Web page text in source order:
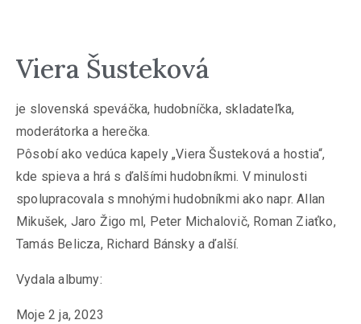
Viera Šusteková
je slovenská speváčka, hudobníčka, skladateľka,
moderátorka a herečka.
Pôsobí ako vedúca kapely „Viera Šusteková a hostia“,
kde spieva a hrá s ďalšími hudobníkmi. V minulosti
spolupracovala s mnohými hudobníkmi ako napr. Allan
Mikušek, Jaro Žigo ml, Peter Michalovič, Roman Ziaťko,
Tamás Belicza, Richard Bánsky a ďalší.
Vydala albumy:
Moje 2 ja, 2023